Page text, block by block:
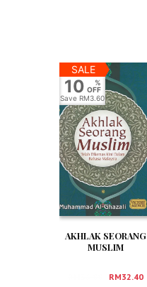
SALE
10
%
OFF
Save RM3.60
AKHLAK SEORANG
MUSLIM
RM32.40